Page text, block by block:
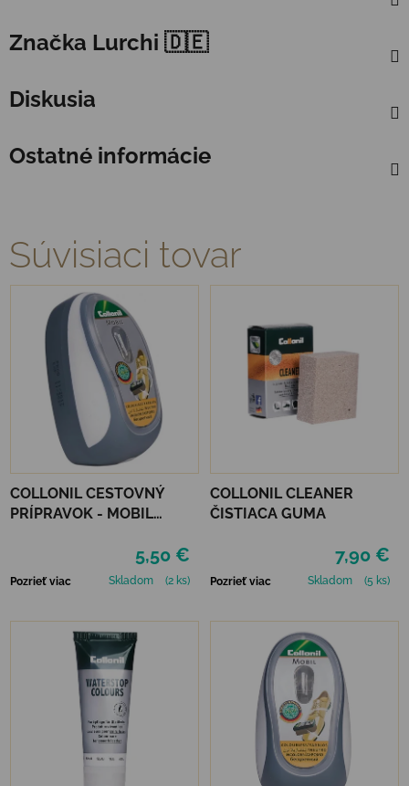
Značka Lurchi 🇩🇪
Diskusia
Ostatné informácie
Súvisiaci tovar
COLLONIL CESTOVNÝ
PRÍPRAVOK - MOBIL
5,50 €
Pozrieť viac Skladom (2 ks)
COLLONIL CLEANER
ČISTIACA GUMA
7,90 €
Pozrieť viac Skladom (5 ks)